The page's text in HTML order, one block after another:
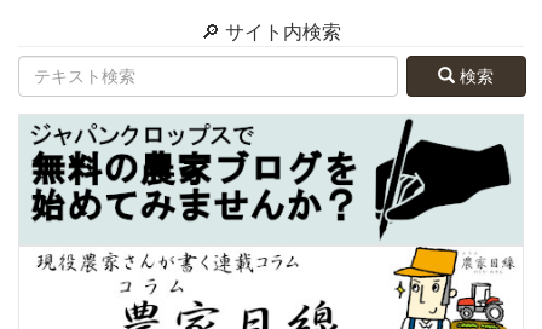
🔎 サイト内検索
検索